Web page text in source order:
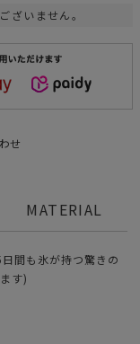
ざいません。
せ
間も氷が持つ驚きの
す)
MATERIAL